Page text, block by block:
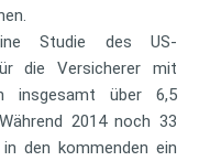
Studie des US-
die Versicherer mit
insgesamt über 6,5
2014 noch 33
den kommenden ein